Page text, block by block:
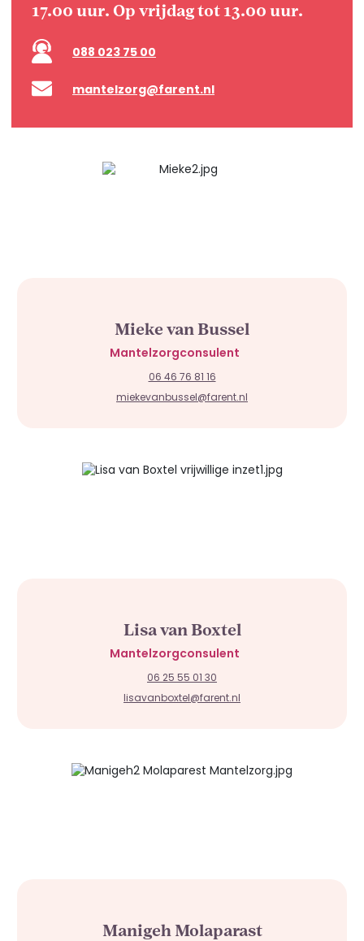
17.00 uur. Op vrijdag tot 13.00 uur.
088 023 75 00
mantelzorg@farent.nl
Mieke van Bussel
Mantelzorgconsulent
06 46 76 81 16
miekevanbussel@farent.nl
Lisa van Boxtel
Mantelzorgconsulent
06 25 55 01 30
lisavanboxtel@farent.nl
Manigeh Molaparast